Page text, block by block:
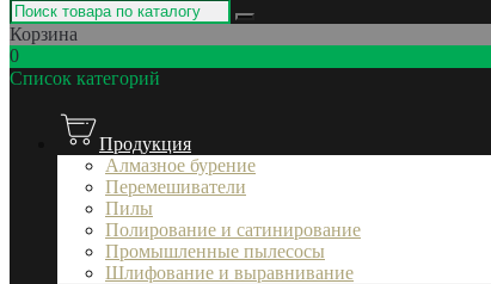
Корзина
0
Список категорий
Продукция
Алмазное бурение
Перемешиватели
Пилы
Полирование и сатинирование
Промышленные пылесосы
Шлифование и выравнивание